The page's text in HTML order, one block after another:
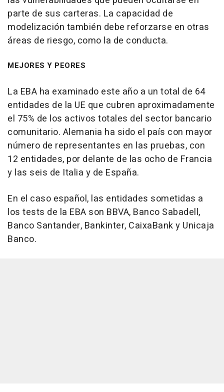
parte de sus carteras. La capacidad de
modelización también debe reforzarse en otras
áreas de riesgo, como la de conducta.
MEJORES Y PEORES
La EBA ha examinado este año a un total de 64
entidades de la UE que cubren aproximadamente
el 75% de los activos totales del sector bancario
comunitario. Alemania ha sido el país con mayor
número de representantes en las pruebas, con
12 entidades, por delante de las ocho de Francia
y las seis de Italia y de España.
En el caso español, las entidades sometidas a
los tests de la EBA son BBVA, Banco Sabadell,
Banco Santander, Bankinter, CaixaBank y Unicaja
Banco.